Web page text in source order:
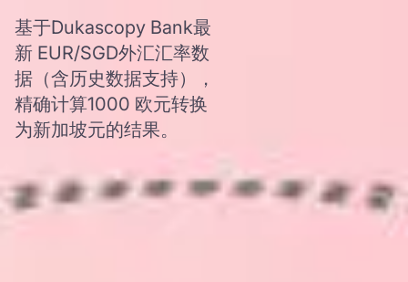
基于Dukascopy Bank最
新 EUR/SGD外汇汇率数
据（含历史数据支持），
精确计算1000 欧元转换
为新加坡元的结果。